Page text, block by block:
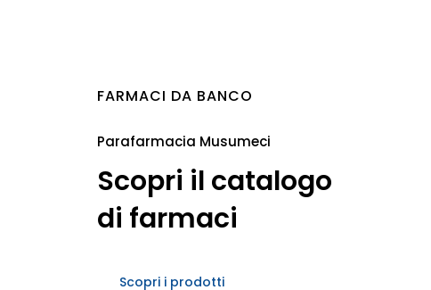
FARMACI DA BANCO
Parafarmacia Musumeci
Scopri il catalogo
di farmaci
Scopri i prodotti